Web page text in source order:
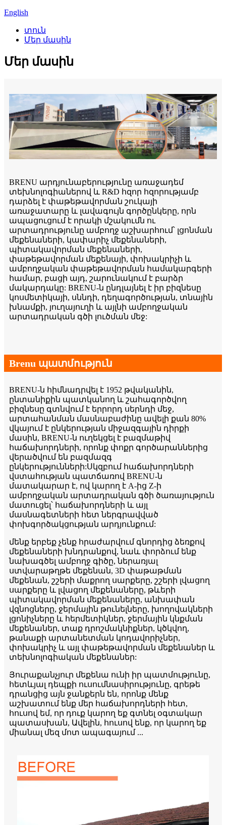
English
տուն
Մեր մասին
Մեր մասին
BRENU արդյունաբերությունը առաջադեմ
տեխնոլոգիաներով և R&D հզոր հզորությամբ
դարձել է փաթեթավորման շուկայի
առաջատարը և լավագույն գործընկերը, որն
ապացուցում է որակի մշակումն ու
արտադրությունը ամբողջ աշխարհում՝ լցոնման
մեքենաների, կափարիչ մեքենաների,
պիտակավորման մեքենաների,
փաթեթավորման մեքենայի, փոխակրիչի և
ամբողջական փաթեթավորման համակարգերի
համար, բացի այդ, շարունակում է բարձր
մակարդակը: BRENU-ն ընդլայնել է իր բիզնեսը
կոսմետիկայի, սննդի, դեղագործության, տնային
խնամքի, յուղայուղի և այլնի ամբողջական
արտադրական գծի լուծման մեջ:
Brenu պատմություն
BRENU-ն հիմնադրվել է 1952 թվականին,
ընտանիքին պատկանող և շահագործվող
բիզնեսը գտնվում է երրորդ սերնդի մեջ,
արտահանման մասնաբաժինը ավելի քան 80%
վկայում է ընկերության միջազգային դիրքի
մասին, BRENU-ն ուղեկցել է բազմաթիվ
հաճախորդների, որոնք փոքր գործարաններից
վերածվում են բազմազգ
ընկերությունների:Սկզբում հաճախորդների
վստահության պատճառով BRENU-ն
մատակարար է, ով կարող է A-ից Z-ի
ամբողջական արտադրական գծի ծառայություն
մատուցել՝ հաճախորդների և այլ
մասնագետների հետ ներգրավված
փոխգործակցության արդյունքում:
մենք երբեք չենք հրաժարվում գնորդից ձեռքով
մեքենաների խնդրանքով, նաև փորձում ենք
նախագծել ամբողջ գիծը, ներառյալ
ստվարաթղթե մեքենան, 3D փաթաթման
մեքենան, շշերի մաքրող սարքերը, շշերի լվացող
սարքերը և լվացող մեքենաները, թևերի
պիտակավորման մեքենաները, անխափան
վզնոցները, ջերմային թունելները, խողովակների
լցոնիչները և հերմետիկներ, ջերմային կնքման
մեքենաներ, տաք դրոշմակնիքներ, կծկվող,
թանաքի արտանետման կոդավորիչներ,
փոխակրիչ և այլ փաթեթավորման մեքենաներ և
տեխնոլոգիական մեքենաներ:
Յուրաքանչյուր մեքենա ունի իր պատմությունը,
հետևյալ դեպքի ուսումնասիրությունը, գրեթե
դրանցից այն ջանքերն են, որոնք մենք
աշխատում ենք մեր հաճախորդների հետ,
հուսով եմ, որ դուք կարող եք գտնել օգտակար
պատասխան, Ավելին, հուսով ենք, որ կարող եք
միանալ մեզ մոտ ապագայում ...